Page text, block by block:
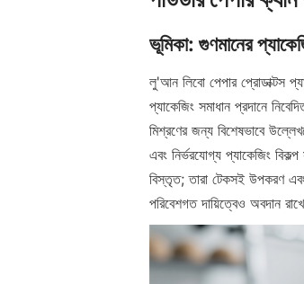
লু'আন লিবো পেপার প্রোডাক্টস
প্যাকেজিং সমাধান প্রদানে
মিশ্রণের জন্য বিশেষভাবে
এবং নির্ভরযোগ্য প্যাকেজিং
বিস্তৃত; তারা টেকসই উপকরণ
পরিবেশগত দায়িত্বেও অবদান